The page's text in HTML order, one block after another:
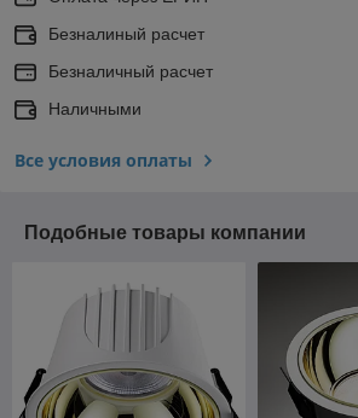
Безналиный расчет
Безналичный расчет
Наличными
Все условия оплаты
Подобные товары компании